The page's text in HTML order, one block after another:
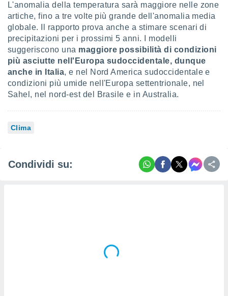
L'anomalia della temperatura sarà maggiore nelle zone
artiche, fino a tre volte più grande dell'anomalia media
globale. Il rapporto prova anche a stimare scenari di
precipitazioni per i prossimi 5 anni. I modelli
suggeriscono una maggiore possibilità di condizioni
più asciutte nell'Europa sudoccidentale, dunque
anche in Italia, e nel Nord America sudoccidentale e
condizioni più umide nell'Europa settentrionale, nel
Sahel, nel nord-est del Brasile e in Australia.
Clima
Condividi su: